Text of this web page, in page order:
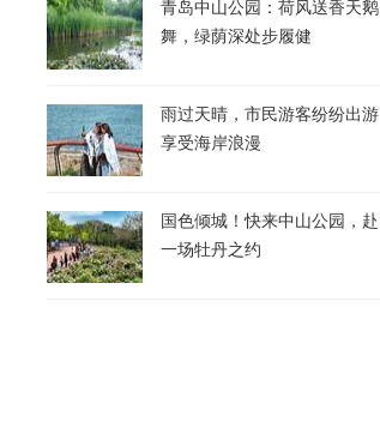
青岛中山公园：荷风送香天鹅
舞，绿荫深处步履健
雨过天晴，市民游客纷纷出游
享受海岸浪漫
国色倾城！快来中山公园，赴
一场牡丹之约